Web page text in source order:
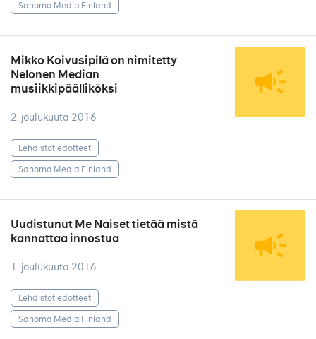
Sanoma Media Finland
Mikko Koivusipilä on nimitetty
Nelonen Median
musiikkipäälliköksi
2. joulukuuta 2016
Lehdistötiedotteet
Sanoma Media Finland
Uudistunut Me Naiset tietää mistä
kannattaa innostua
1. joulukuuta 2016
Lehdistötiedotteet
Sanoma Media Finland